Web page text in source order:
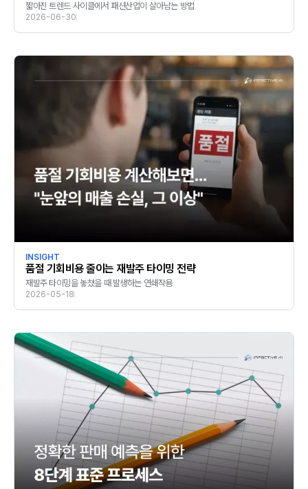
짧아진 트렌드 사이클에서 패션산업이 살아남는 방법
2026-06-30
INSIGHT
품절 기회비용 줄이는 재발주 타이밍 전략
재발주 타이밍을 놓쳤을 때 발생하는 연쇄작용
2026-05-18